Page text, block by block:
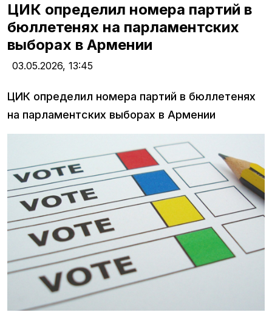
ЦИК определил номера партий в
бюллетенях на парламентских
выборах в Армении
03.05.2026, 13:45
ЦИК определил номера партий в бюллетенях
на парламентских выборах в Армении